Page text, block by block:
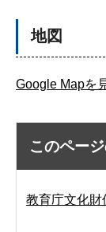
地図
Google Mapを
このペー
教育庁文化財